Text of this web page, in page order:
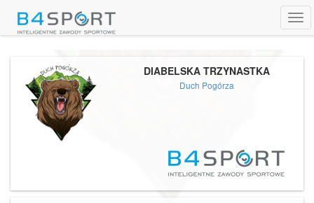
DIABELSKA TRZYNASTKA
Duch Pogórza